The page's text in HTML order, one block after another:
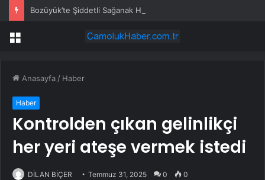
Bozüyük’te Şiddetli Sağanak Hayatı Olumsuz Etkiledi
Menü
Anasayfa / Haber
Haber
Kontrolden çıkan gelinlikçi
her yeri ateşe vermek istedi
DİLAN BİÇER Temmuz 31, 2025 0 0